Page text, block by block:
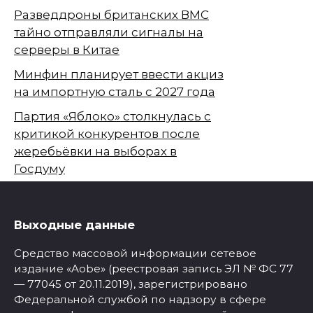
Разведдроны британских ВМС
тайно отправляли сигналы на
серверы в Китае
Минфин планирует ввести акциз
на импортную сталь с 2027 года
Партия «Яблоко» столкнулась с
критикой конкурентов после
жеребьёвки на выборах в
Госдуму
Выходные данные
Средство массовой информации сетевое
издание «Aobe» (реестровая запись ЭЛ № ФС 77
— 77045 от 20.11.2019), зарегистрировано
Федеральной службой по надзору в сфере